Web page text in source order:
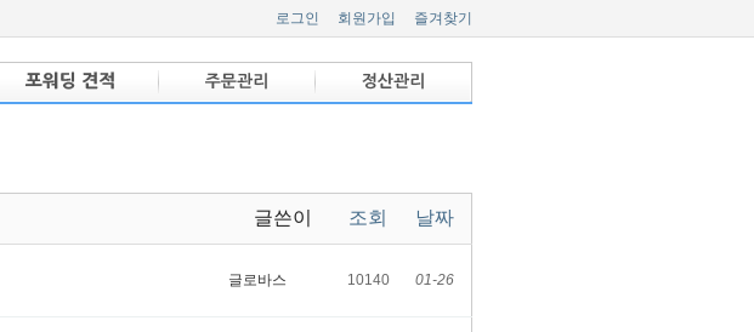
로그인 회원가입 즐겨찾기
글쓴이 조회 날짜
글로바스 10140 01-26